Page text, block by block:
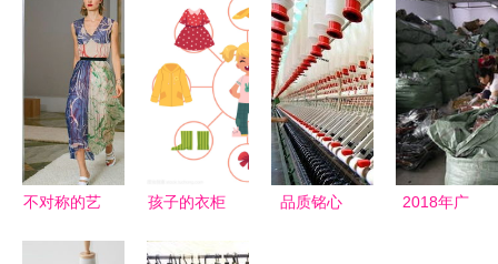
2024年3月
4日市场动
态与消费趋
势解析
懂的 200
企业平面服
装款式图模
板
化妆品 产
品图片 奔
和化妆品
怎么样 最
新 奔和化
妆品 产品
95条标准护
航高效生产
与整洁环境
不对称的艺
孩子的衣柜
品质铭心
2018年广